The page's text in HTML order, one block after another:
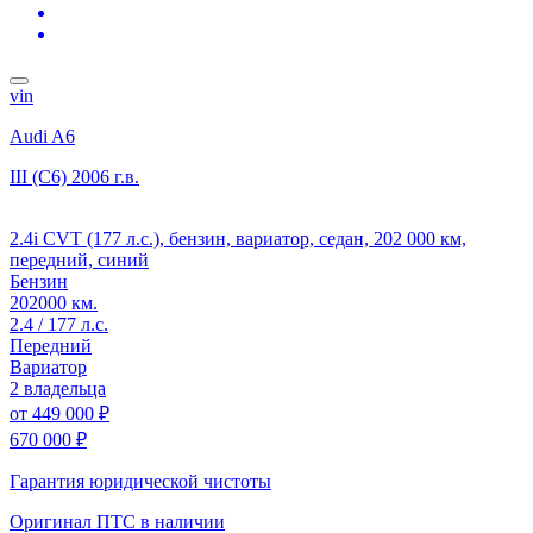
vin
Audi A6
III (C6) 2006 г.в.
2.4i CVT (177 л.с.), бензин, вариатор, седан, 202 000 км,
передний, синий
Бензин
202000 км.
2.4 / 177 л.с.
Передний
Вариатор
2 владельца
от 449 000 ₽
670 000 ₽
Гарантия юридической чистоты
Оригинал ПТС в наличии